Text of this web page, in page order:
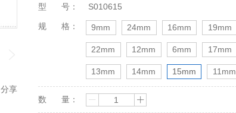
分享
型 号： S010615
规 格： 9mm 24mm 16mm 19mm
22mm 12mm 6mm 17mm
13mm 14mm 15mm 11mm
数 量：